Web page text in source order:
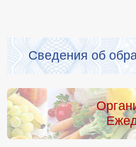
Сведения об